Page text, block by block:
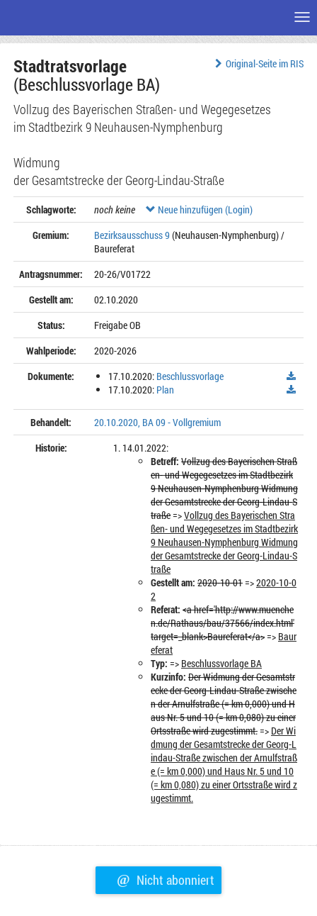
Seiteninhalt
Original-Seite im RIS
Stadtratsvorlage
(Beschlussvorlage BA)
Vollzug des Bayerischen Straßen- und Wegegesetzes
im Stadtbezirk 9 Neuhausen-Nymphenburg
Widmung
der Gesamtstrecke der Georg-Lindau-Straße
Schlagworte: noch keine
Neue hinzufügen (Login)
Gremium:
Bezirksausschuss 9 (Neuhausen-Nymphenburg) /
Baureferat
Antragsnummer:
20-26/V01722
Gestellt am:
02.10.2020
Status:
Freigabe OB
Wahlperiode:
2020-2026
Dokumente:
17.10.2020: Beschlussvorlage
17.10.2020: Plan
Behandelt:
20.10.2020, BA 09 - Vollgremium
Historie:
14.01.2022:
Betreff: Vollzug des Bayerischen Straß
en- und Wegegesetzes im Stadtbezirk
9 Neuhausen-Nymphenburg Widmung
der Gesamtstrecke der Georg-Lindau-S
traße=>Vollzug des Bayerischen Stra
ßen- und Wegegesetzes im Stadtbezirk
9 Neuhausen-Nymphenburg Widmung
der Gesamtstrecke der Georg-Lindau-S
traße
Gestellt am: 2020-10-01=>2020-10-0
2
Referat: <a href='http://www.muenche
n.de/Rathaus/bau/37566/index.html'
target=_blank>Baureferat</a>=> Baur
eferat
Typ: => Beschlussvorlage BA
Kurzinfo: Der Widmung der Gesamtstr
ecke der Georg-Lindau-Straße zwische
n der Arnulfstraße (= km 0,000) und H
aus Nr. 5 und 10 (= km 0,080) zu einer
Ortsstraße wird zugestimmt.=> Der Wi
dmung der Gesamtstrecke der Georg-L
indau-Straße zwischen der Arnulfstraß
e (= km 0,000) und Haus Nr. 5 und 10
(= km 0,080) zu einer Ortsstraße wird z
ugestimmt.
@ Nicht abonniert